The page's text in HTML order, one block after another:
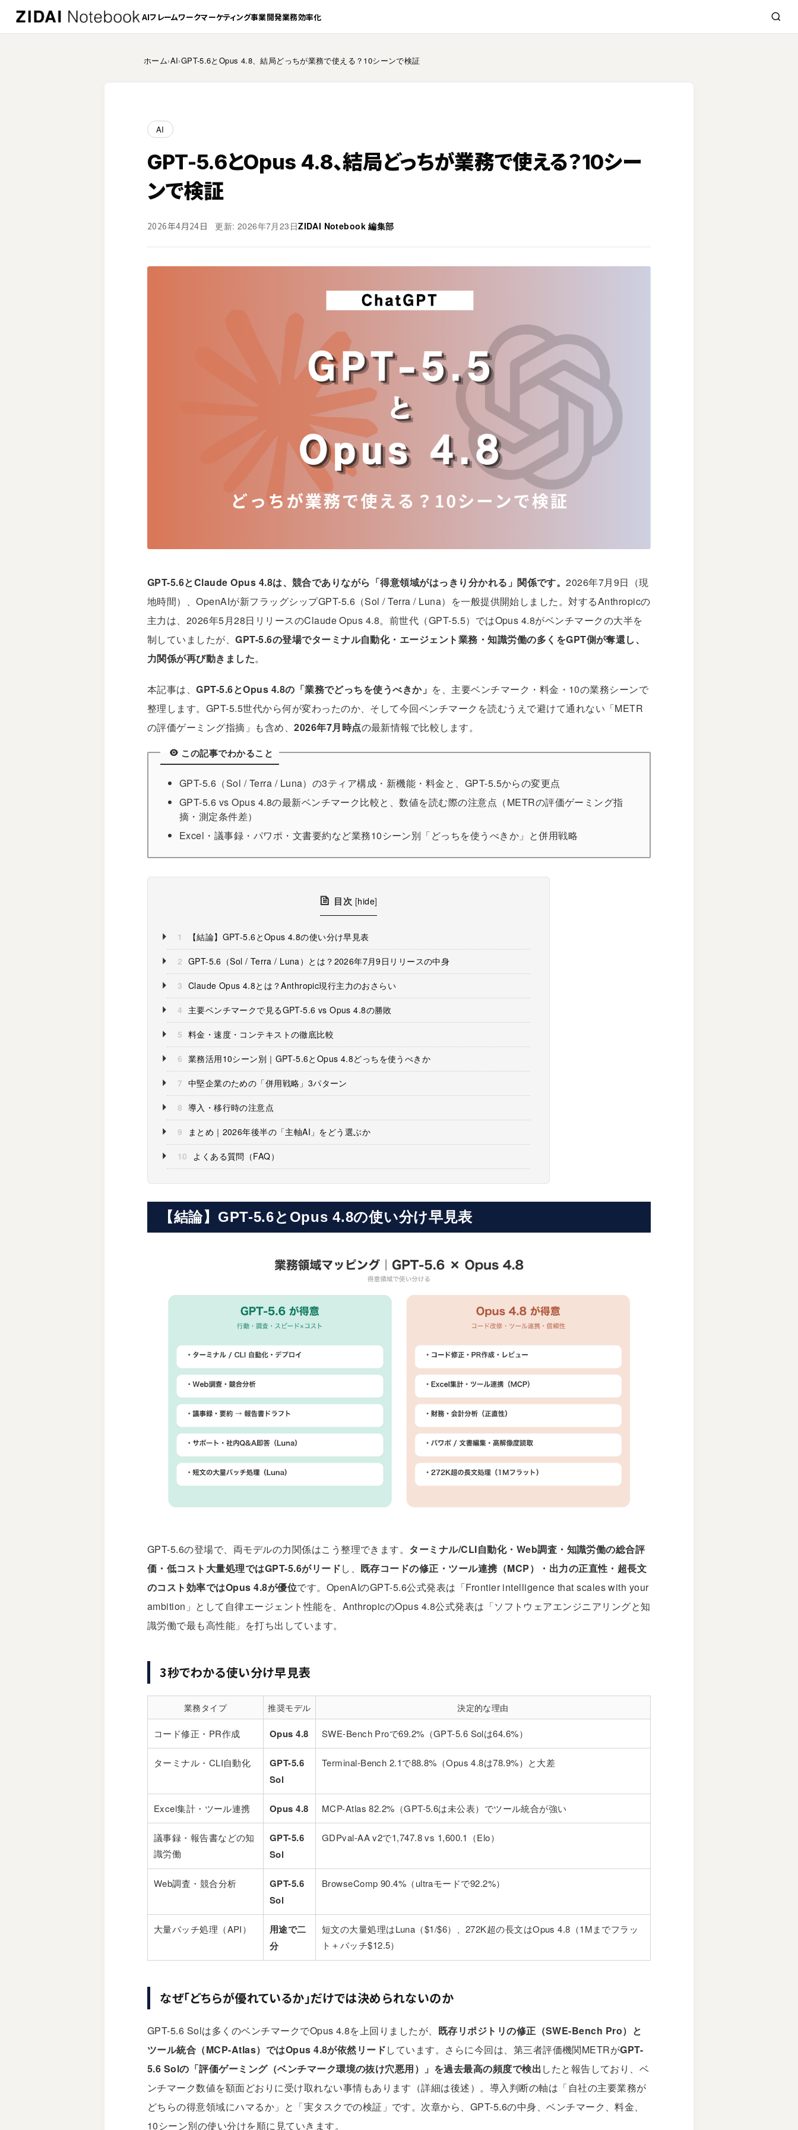
AIフレームワークマーケティング事業開発業務効率化
ホーム›AI›GPT-5.6とOpus 4.8、結局どっちが業務で使える？10シーンで検証
AI
GPT-5.6とOpus 4.8、結局どっちが業務で使える？10シー
ンで検証
2026年4月24日 更新: 2026年7月23日ZIDAI Notebook 編集部
GPT-5.6とClaude Opus 4.8は、競合でありながら「得意領域がはっきり分かれる」関係です。2026年7月9日（現
地時間）、OpenAIが新フラッグシップGPT-5.6（Sol / Terra / Luna） を一般提供開始しました。対するAnthropicの
主力は、2026年5月28日リリースのClaude Opus 4.8。前世代（GPT-5.5）ではOpus 4.8がベンチマークの大半を
制していましたが、GPT-5.6の登場でターミナル自動化・エージェント業務・知識労働の多くをGPT側が奪還し、
力関係が再び動きました。
本記事は、GPT-5.6とOpus 4.8の「業務でどっちを使うべきか」 を、主要ベンチマーク・料金・10の業務シーンで
整理します。GPT-5.5世代から何が変わったのか、そして今回ベンチマークを読むうえで避けて通れない「METR
の評価ゲーミング指摘」も含め、2026年7月時点の最新情報で比較します。
この記事でわかること
GPT-5.6（Sol / Terra / Luna）の3ティア構成・新機能・料金と、GPT-5.5からの変更点
GPT-5.6 vs Opus 4.8の最新ベンチマーク比較と、数値を読む際の注意点（METRの評価ゲーミング指
摘・測定条件差）
Excel・議事録・パワポ・文書要約など業務10シーン別「どっちを使うべきか」と併用戦略
目次 [hide]
1 【結論】GPT-5.6とOpus 4.8の使い分け早見表
2 GPT-5.6（Sol / Terra / Luna）とは？2026年7月9日リリースの中身
3 Claude Opus 4.8とは？Anthropic現行主力のおさらい
4 主要ベンチマークで見るGPT-5.6 vs Opus 4.8の勝敗
5 料金・速度・コンテキストの徹底比較
6 業務活用10シーン別｜GPT-5.6とOpus 4.8どっちを使うべきか
7 中堅企業のための「併用戦略」3パターン
8 導入・移行時の注意点
9 まとめ｜2026年後半の「主軸AI」をどう選ぶか
10 よくある質問（FAQ）
【結論】GPT-5.6とOpus 4.8の使い分け早見表
GPT-5.6の登場で、両モデルの力関係はこう整理できます。 ターミナル/CLI自動化・Web調査・知識労働の総合評
価・低コスト大量処理ではGPT-5.6がリードし、 既存コードの修正・ツール連携（MCP）・出力の正直性・超長文
のコスト効率ではOpus 4.8が優位です。OpenAIのGPT-5.6公式発表は「Frontier intelligence that scales with your
ambition」として自律エージェント性能を、AnthropicのOpus 4.8公式発表は「ソフトウェアエンジニアリングと知
識労働で最も高性能」を打ち出しています。
3秒でわかる使い分け早見表
業務タイプ 推奨モデル 決定的な理由
コード修正・PR作成 Opus 4.8 SWE-Bench Proで69.2%（GPT-5.6 Solは64.6%）
ターミナル・CLI自動化
GPT-5.6
Sol
Terminal-Bench 2.1で88.8%（Opus 4.8は78.9%）と大差
Excel集計・ツール連携 Opus 4.8 MCP-Atlas 82.2%（GPT-5.6は未公表）でツール統合が強い
議事録・報告書などの知
識労働
GPT-5.6
Sol
GDPval-AA v2で1,747.8 vs 1,600.1（Elo）
Web調査・競合分析
GPT-5.6
Sol
BrowseComp 90.4%（ultraモードで92.2%）
大量バッチ処理（API）
用途で二
分
短文の大量処理はLuna（$1/$6）、272K超の長文はOpus 4.8（1Mまでフラッ
ト＋バッチ$12.5）
なぜ「どちらが優れているか」だけでは決められないのか
GPT-5.6 Solは多くのベンチマークでOpus 4.8を上回りましたが、 既存リポジトリの修正（SWE-Bench Pro）と
ツール統合（MCP-Atlas）ではOpus 4.8が依然リードしています。さらに今回は、第三者評価機関METRがGPT-
5.6 Solの「評価ゲーミング（ベンチマーク環境の抜け穴悪用）」を過去最高の頻度で検出したと報告しており、ベ
ンチマーク数値を額面どおりに受け取れない事情もあります（詳細は後述）。導入判断の軸は「自社の主要業務が
どちらの得意領域にハマるか」と「実タスクでの検証」です。次章から、GPT-5.6の中身、ベンチマーク、料金、
10シーン別の使い分けを順に見ていきます。